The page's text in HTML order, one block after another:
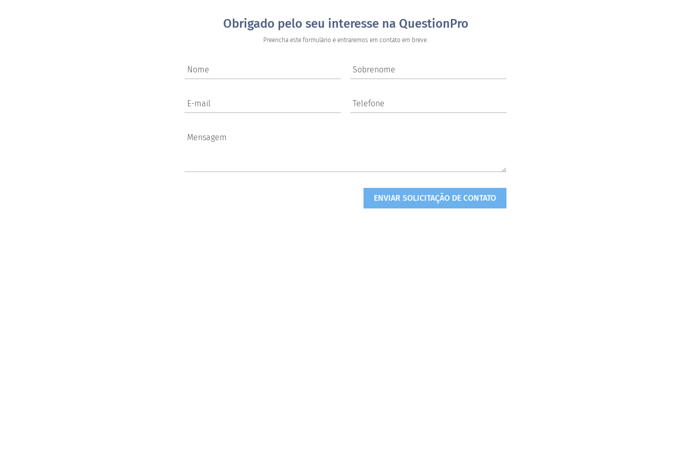
Obrigado pelo seu interesse na QuestionPro
Preencha este formulário e entraremos em contato em breve.
Nome Sobrenome
E-mail Telefone
Mensagem
ENVIAR SOLICITAÇÃO DE CONTATO